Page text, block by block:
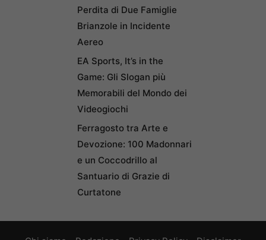
Perdita di Due Famiglie
Brianzole in Incidente
Aereo
EA Sports, It’s in the
Game: Gli Slogan più
Memorabili del Mondo dei
Videogiochi
Ferragosto tra Arte e
Devozione: 100 Madonnari
e un Coccodrillo al
Santuario di Grazie di
Curtatone